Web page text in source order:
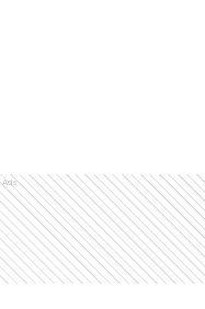
Ads